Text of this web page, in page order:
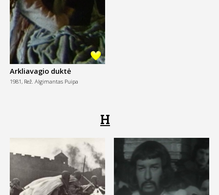
Arkliavagio duktė
1981, Rež. Algimantas Puipa
H